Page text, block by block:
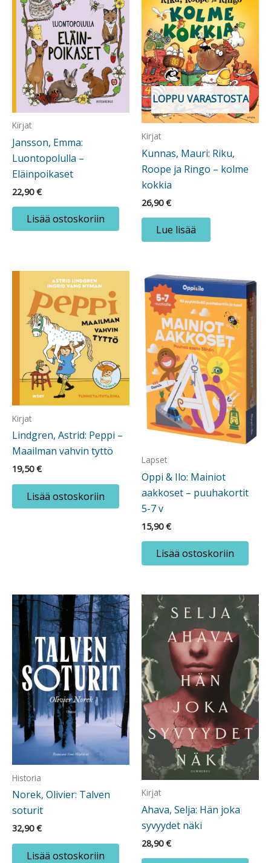
Kirjat
Jansson, Emma:
Luontopolulla –
Eläinpoikaset
22,90€
Lisää ostoskoriin
LOPPU VARASTOSTA
Kirjat
Kunnas, Mauri: Riku,
Roope ja Ringo – kolme
kokkia
26,90€
Lue lisää
Kirjat
Lindgren, Astrid: Peppi –
Maailman vahvin tyttö
19,50€
Lisää ostoskoriin
Lapset
Oppi & Ilo: Mainiot
aakkoset – puuhakortit
5-7 v
15,90€
Lisää ostoskoriin
Historia
Norek, Olivier: Talven
soturit
32,90€
Lisää ostoskoriin
Kirjat
Ahava, Selja: Hän joka
syvyydet näki
28,90€